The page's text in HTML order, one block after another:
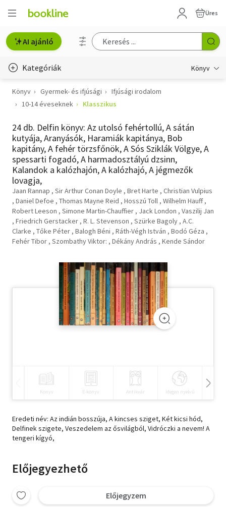
Üres
AI ajánló
Kategóriák Könyv
Életmód, egészség
Gyermek- és ifjúsági
Hobbi, szabadidő
Irodalom
Művészet
Szakkönyv
Szótár, nyelvkönyv
Tankönyv, segédkönyv
Társadalomtudomány
Természettudomány
Könyv Gyermek- és ifjúsági
Ifjúsági irodalom
10-14 éveseknek
Klasszikus
24 db. Delfin könyv: Az utolsó fehértollú, A sátán
kutyája, Aranyásók, Haramiák kapitánya, Bob
kapitány, A fehér törzsfőnök, A Sós Sziklák Völgye, A
spessarti fogadó, A harmadosztályú dzsinn,
Kalandok a kalózhajón, A kalózhajó, A jégmezők
lovagja,
Jaan Rannap Sir Arthur Conan Doyle Bret Harte
Christian Vulpius
Daniel Defoe
Thomas Mayne Reid Hosszú Toll Wilhelm Hauff
Robert Leeson
Simone Martin-Chauffier Jack London
Vaszilij Jan
Friedrich Gerstacker R. L. Stevenson Szürke Bagoly A.C.
Clarke
Tőke Péter Balogh Béni Ráth-Végh István
Bodó Géza
Fehér Tibor Szombathy Viktor: Dékány András Kende Sándor
Könyv E-könyv Antikvár Idegen nyelvű
Eredeti név: Az indián bosszúja, A kincses sziget, Két kicsi hód,
Delfinek szigete, Veszedelem az ősvilágból, Vidróczki a nevem! A
tengeri kígyó,
Előjegyezhető
Előjegyzem